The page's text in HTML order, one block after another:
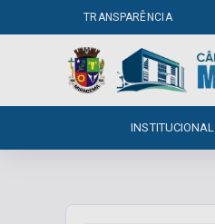
TRANSPARÊNCIA
INSTITUCIONAL